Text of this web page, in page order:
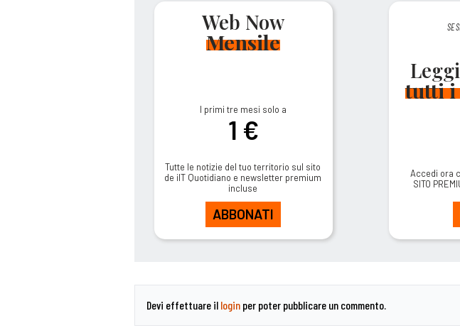
Web Now
Mensile
I primi tre mesi solo a
1 €
Tutte le notizie del tuo territorio sul sito
de ilT Quotidiano e newsletter premium
incluse
ABBONATI
SE
tutti i
Accedi ora
SITO
Devi effettuare il login per poter pubblicare un commento.